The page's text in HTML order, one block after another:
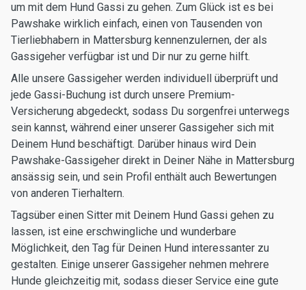
um mit dem Hund Gassi zu gehen. Zum Glück ist es bei
Pawshake wirklich einfach, einen von Tausenden von
Tierliebhabern in Mattersburg kennenzulernen, der als
Gassigeher verfügbar ist und Dir nur zu gerne hilft.
Alle unsere Gassigeher werden individuell überprüft und
jede Gassi-Buchung ist durch unsere Premium-
Versicherung abgedeckt, sodass Du sorgenfrei unterwegs
sein kannst, während einer unserer Gassigeher sich mit
Deinem Hund beschäftigt. Darüber hinaus wird Dein
Pawshake-Gassigeher direkt in Deiner Nähe in Mattersburg
ansässig sein, und sein Profil enthält auch Bewertungen
von anderen Tierhaltern.
Tagsüber einen Sitter mit Deinem Hund Gassi gehen zu
lassen, ist eine erschwingliche und wunderbare
Möglichkeit, den Tag für Deinen Hund interessanter zu
gestalten. Einige unserer Gassigeher nehmen mehrere
Hunde gleichzeitig mit, sodass dieser Service eine gute